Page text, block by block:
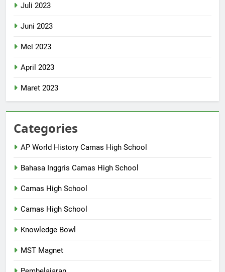
Juli 2023
Juni 2023
Mei 2023
April 2023
Maret 2023
Categories
AP World History Camas High School
Bahasa Inggris Camas High School
Camas High School
Camas High School
Knowledge Bowl
MST Magnet